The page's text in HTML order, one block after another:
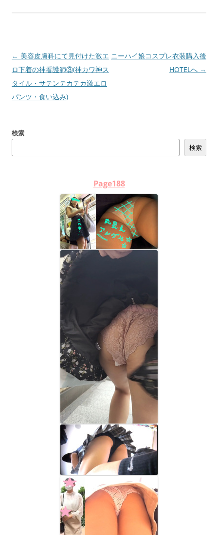
投
稿
ナ
ビ
シ
← 美容皮膚科にて見付けた激エ
ロ下着の神看護師③(神カワ神ス
タイル・サテンテカテカ激エロ
パンツ・食い込み)
ニーハイ娘コスプレ衣装購入後
HOTELへ →
検索
検索
Page188